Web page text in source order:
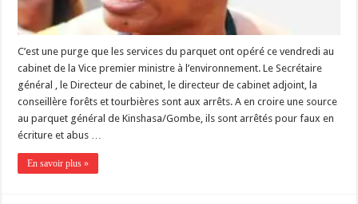
C’est une purge que les services du parquet ont opéré ce vendredi au
cabinet de la Vice premier ministre à l’environnement. Le Secrétaire
général , le Directeur de cabinet, le directeur de cabinet adjoint, la
conseillère forêts et tourbières sont aux arrêts. A en croire une source
au parquet général de Kinshasa/Gombe, ils sont arrêtés pour faux en
écriture et abus …
En savoir plus »